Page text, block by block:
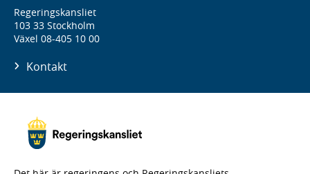
Regeringskansliet
103 33 Stockholm
Växel 08-405 10 00
Kontakt